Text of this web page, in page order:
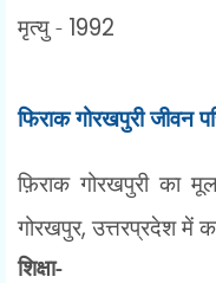
मृत्यु - 1992
फिराक गोरखपुरी जीवन
फ़िराक गोरखपुरी का
गोरखपुर,उत्तरप्रदेश में
शिक्षा-